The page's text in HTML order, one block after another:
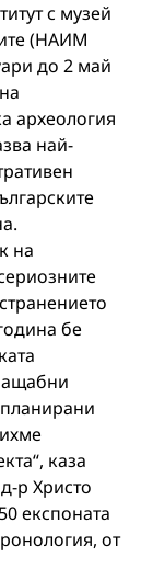
с музей
(НАИМ
до 2 май
археология
най-
на
бе
каза
р Христо
експоната
от